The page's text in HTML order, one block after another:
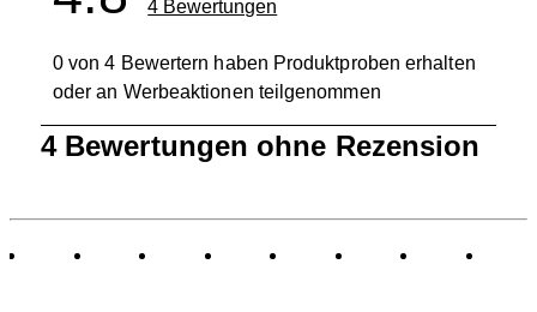
4 Bewertungen
0 von 4 Bewertern haben Produktproben erhalten
oder an Werbeaktionen teilgenommen
von
4 Bewertungen ohne Rezension